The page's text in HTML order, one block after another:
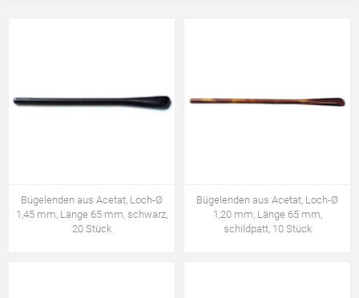
Bügelenden aus Acetat, Loch-Ø
1,45 mm, Länge 65 mm, schwarz,
20 Stück
Bügelenden aus Acetat, Loch-Ø
1,20 mm, Länge 65 mm,
schildpatt, 10 Stück